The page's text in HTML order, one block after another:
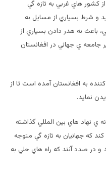
كشور هاي غربي به تازه گي
و شرط بسياري از مسايل به
باعث به هدر دادن بسياري از
ي جهاني در افغانستان
از 35 كشور كمك كننده به افغانستان آمده است تا از
نمايد.
ي نهاد هاي بين المللي گذاشته
كه جهانيان به تازه گي متوجه
و در صدد آنند كه راه هاي حلي به